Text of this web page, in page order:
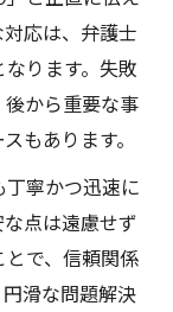
応は、弁護士
ります。失敗
から重要な事
もあります。
寧かつ迅速に
点は遠慮せず
で、信頼関係
滑な問題解決